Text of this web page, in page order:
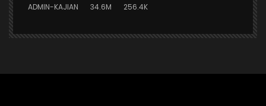
ADMIN-KAJIAN 34.6M 256.4K